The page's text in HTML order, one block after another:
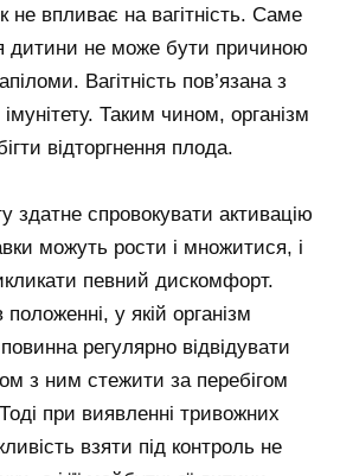
не впливає на вагітність. Саме
дитини не може бути причиною
Вагітність пов’язана з
Таким чином, організм
відторгнення плода.
здатне спровокувати активацію
можуть рости і множитися, і
певний дискомфорт.
у якій організм
регулярно відвідувати
з ним стежити за перебігом
Тоді при виявленні тривожних
взяти під контроль не